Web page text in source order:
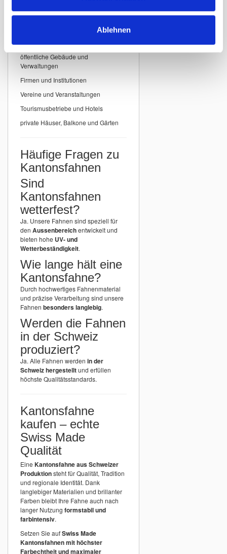
Ablehnen
Kantonsfahnen
Kantonsfahnen der Schweiz
öffentliche Gebäude und
Verwaltungen
Firmen und Institutionen
Vereine und Veranstaltungen
Tourismusbetriebe und Hotels
private Häuser, Balkone und Gärten
Häufige Fragen zu
Kantonsfahnen
Sind
Kantonsfahnen
wetterfest?
Ja. Unsere Fahnen sind speziell für
den Aussenbereichentwickelt und
bieten hohe UV- und
Wetterbeständigkeit.
Wie lange hält eine
Kantonsfahne?
Durch hochwertiges Fahnenmaterial
und präzise Verarbeitung sind unsere
Fahnen besonders langlebig.
Werden die Fahnen
in der Schweiz
produziert?
Ja. Alle Fahnen werden in der
Schweiz hergestelltund erfüllen
höchste Qualitätsstandards.
Kantonsfahne
kaufen – echte
Swiss Made
Qualität
Eine Kantonsfahne aus Schweizer
Produktionsteht für Qualität, Tradition
und regionale Identität. Dank
langlebiger Materialien und brillanter
Farben bleibt Ihre Fahne auch nach
langer Nutzung formstabil und
farbintensiv.
Setzen Sie aufSwiss Made
Kantonsfahnen mit höchster
Farbechtheit und maximaler